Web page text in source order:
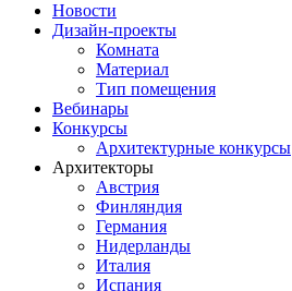
Новости
Дизайн-проекты
Комната
Материал
Тип помещения
Вебинары
Конкурсы
Архитектурные конкурсы
Архитекторы
Австрия
Финляндия
Германия
Нидерланды
Италия
Испания